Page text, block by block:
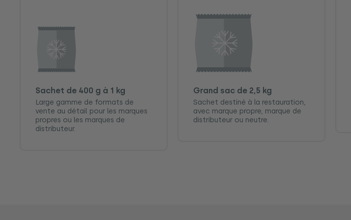
Sachet de 400 g à 1 kg
Large gamme de formats de
vente au détail pour les marques
propres ou les marques de
distributeur.
Grand sac de 2,5 kg
Sachet destiné à la restauration,
avec marque propre, marque de
distributeur ou neutre.